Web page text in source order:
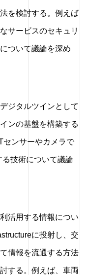
を検討する。例えば
サービスのセキュリ
ついて議論を深め
ジタルツインとして
ンの基盤を構築する
センサーやカメラで
技術について議論
活用する情報につい
に投射し、交
情報を流通する方法
する。例えば、車両